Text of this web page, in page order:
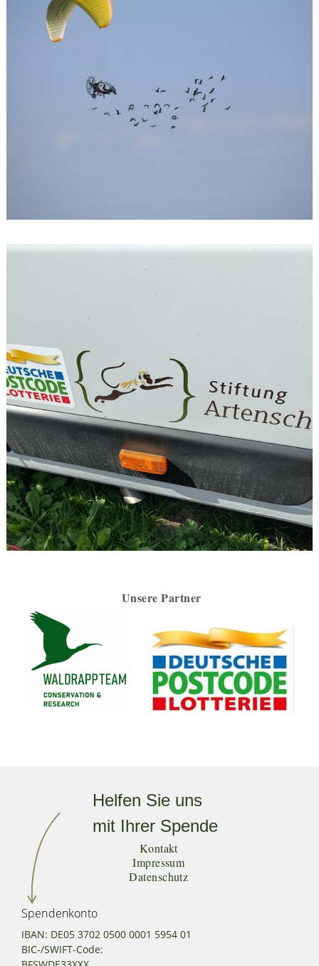
Unsere Partner
Helfen Sie uns
mit Ihrer Spende
Kontakt
Impressum
Datenschutz
Spendenkonto
IBAN: DE05 3702 0500 0001 5954 01
BIC-/SWIFT-Code: